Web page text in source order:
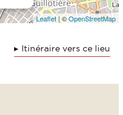
Leaflet| ©OpenStreetMap
Itinéraire vers ce lieu